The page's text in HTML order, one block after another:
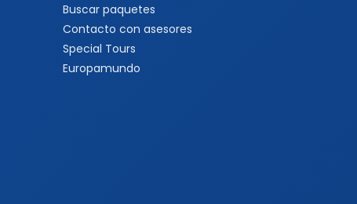
Buscar paquetes
Contacto con asesores
Special Tours
Europamundo